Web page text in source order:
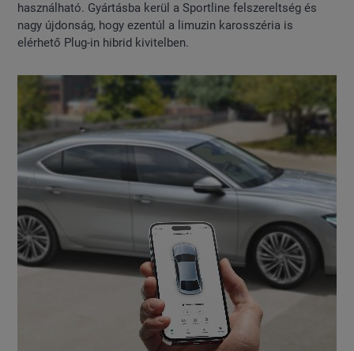
használható. Gyártásba kerül a Sportline felszereltség és
nagy újdonság, hogy ezentúl a limuzin karosszéria is
elérhető Plug-in hibrid kivitelben.